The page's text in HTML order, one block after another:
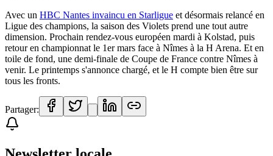
Avec un HBC Nantes invaincu en Starligue et désormais relancé en
Ligue des champions, la saison des Violets prend une tout autre
dimension. Prochain rendez-vous européen mardi à Kolstad, puis
retour en championnat le 1er mars face à Nîmes à la H Arena. Et en
toile de fond, une demi-finale de Coupe de France contre Nîmes à
venir. Le printemps s'annonce chargé, et le H compte bien être sur
tous les fronts.
Partager: